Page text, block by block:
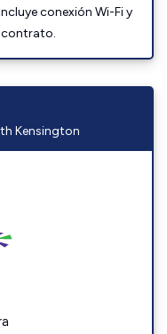
conexión Wi-Fi y
Kensington